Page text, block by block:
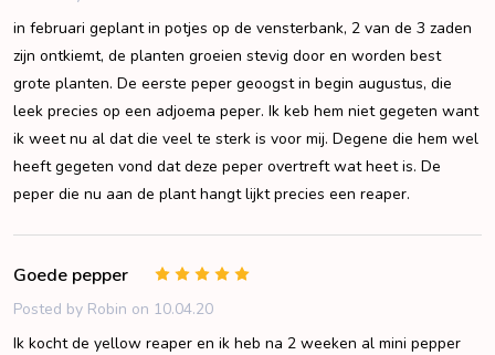
in februari geplant in potjes op de vensterbank, 2 van de 3 zaden
zijn ontkiemt, de planten groeien stevig door en worden best
grote planten. De eerste peper geoogst in begin augustus, die
leek precies op een adjoema peper. Ik keb hem niet gegeten want
ik weet nu al dat die veel te sterk is voor mij. Degene die hem wel
heeft gegeten vond dat deze peper overtreft wat heet is. De
peper die nu aan de plant hangt lijkt precies een reaper.
Goede pepper
Posted by Robin on 10.04.20
Ik kocht de yellow reaper en ik heb na 2 weeken al mini pepper